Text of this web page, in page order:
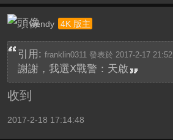
wendy 4K 版主
引用: franklin0311 發表於 2017-2-17 21:52
謝謝，我選X戰警：天啟
收到
2017-2-18 17:14:48